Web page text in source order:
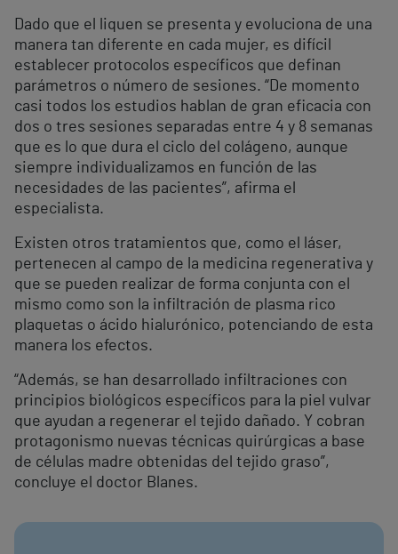
Dado que el liquen se presenta y evoluciona de una
manera tan diferente en cada mujer, es difícil
establecer protocolos específicos que definan
parámetros o número de sesiones. “De momento
casi todos los estudios hablan de gran eficacia con
dos o tres sesiones separadas entre 4 y 8 semanas
que es lo que dura el ciclo del colágeno, aunque
siempre individualizamos en función de las
necesidades de las pacientes”, afirma el
especialista.
Existen otros tratamientos que, como el láser,
pertenecen al campo de la medicina regenerativa y
que se pueden realizar de forma conjunta con el
mismo como son la infiltración de plasma rico
plaquetas o ácido hialurónico, potenciando de esta
manera los efectos.
“Además, se han desarrollado infiltraciones con
principios biológicos específicos para la piel vulvar
que ayudan a regenerar el tejido dañado. Y cobran
protagonismo nuevas técnicas quirúrgicas a base
de células madre obtenidas del tejido graso”,
concluye el doctor Blanes.